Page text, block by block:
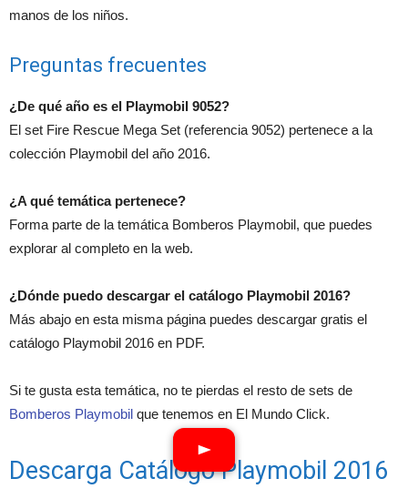
manos de los niños.
Preguntas frecuentes
¿De qué año es el Playmobil 9052?
El set Fire Rescue Mega Set (referencia 9052) pertenece a la
colección Playmobil del año 2016.
¿A qué temática pertenece?
Forma parte de la temática Bomberos Playmobil, que puedes
explorar al completo en la web.
¿Dónde puedo descargar el catálogo Playmobil 2016?
Más abajo en esta misma página puedes descargar gratis el
catálogo Playmobil 2016 en PDF.
Si te gusta esta temática, no te pierdas el resto de sets de
Bomberos Playmobil que tenemos en El Mundo Click.
Descarga Catálogo Playmobil 2016